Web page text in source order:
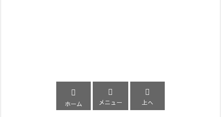

ホーム

メニュー

上へ